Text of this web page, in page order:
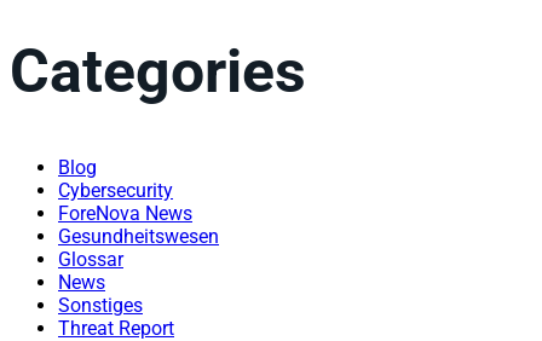
Categories
Blog
Cybersecurity
ForeNova News
Gesundheitswesen
Glossar
News
Sonstiges
Threat Report